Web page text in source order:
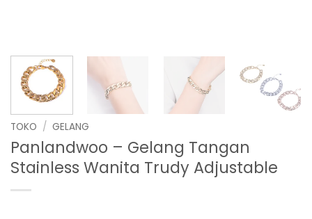
TOKO / GELANG
Panlandwoo – Gelang Tangan
Stainless Wanita Trudy Adjustable